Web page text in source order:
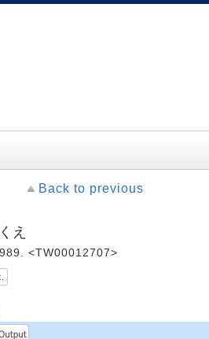
Back to previous
え
<TW00012707>